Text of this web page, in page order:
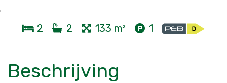
2 2 133 m² 1
Beschrijving